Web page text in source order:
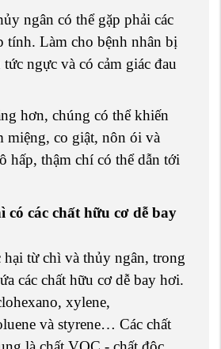
ngân có thể gặp phải các
tính. Làm cho bệnh nhân bị
ngực và có cảm giác đau
hơn, chúng có thể khiến
miệng, co giật, nôn ói và
hấp, thậm chí có thể dẫn tới
có các chất hữu cơ dễ bay
từ chì và thủy ngân, trong
các chất hữu cơ dễ bay hơi.
xylene,
và styrene… Các chất